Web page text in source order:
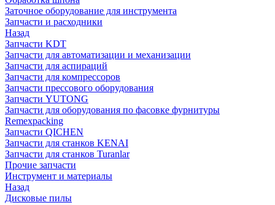
Заточное оборудование для инструмента
Запчасти и расходники
Назад
Запчасти KDT
Запчасти для автоматизации и механизации
Запчасти для аспираций
Запчасти для компрессоров
Запчасти прессового оборудования
Запчасти YUTONG
Запчасти для оборудования по фасовке фурнитуры
Remexpacking
Запчасти QICHEN
Запчасти для станков KENAI
Запчасти для станков Turanlar
Прочие запчасти
Инструмент и материалы
Назад
Дисковые пилы